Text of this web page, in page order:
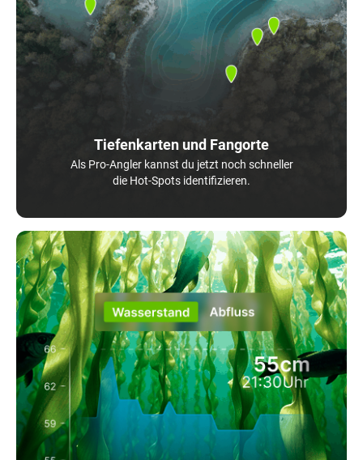
Tiefenkarten und Fangorte
Als Pro-Angler kannst du jetzt noch schneller
die Hot-Spots identifizieren.